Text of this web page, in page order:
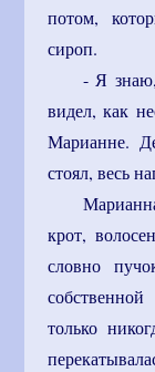
потом,
сироп.
- Я
видел, как
Марианне.
стоял, весь
крот,
словно
только